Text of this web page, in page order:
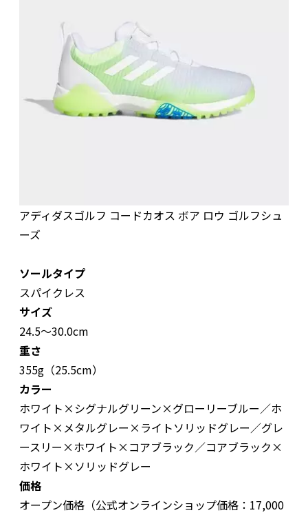
アディダスゴルフ コードカオス ボア ロウ ゴルフシュ
ーズ
ソールタイプ
スパイクレス
サイズ
24.5〜30.0cm
重さ
355g（25.5cm）
カラー
ホワイト×シグナルグリーン×グローリーブルー／ホ
ワイト×メタルグレー×ライトソリッドグレー／グレ
ースリー×ホワイト×コアブラック／コアブラック×
ホワイト×ソリッドグレー
価格
オープン価格（公式オンラインショップ価格：17,000